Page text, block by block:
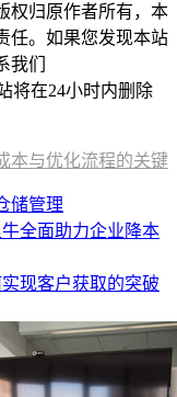
权归原作者所有，本
任。如果您发现本站
我们
将在24小时内删除
本与优化流程的关键
储管理
全面助力企业降本
现客户获取的突破